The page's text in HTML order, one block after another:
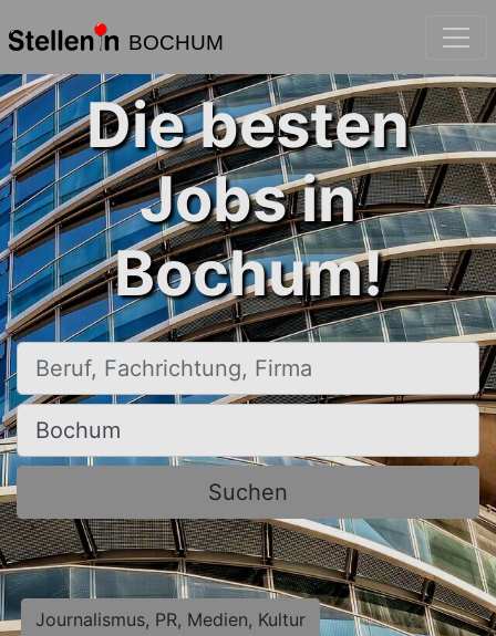
BOCHUM
Die besten
Jobs in
Bochum!
Beruf, Fachrichtung, Firma
Ort, Stadt
Suchen
Journalismus, PR, Medien, Kultur